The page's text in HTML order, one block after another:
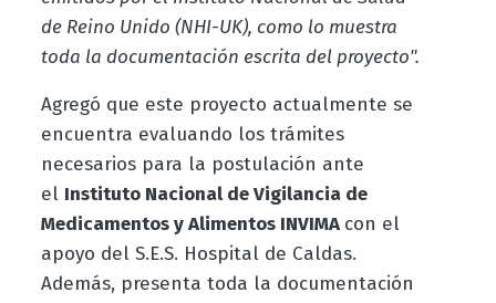
de Reino Unido (NHI-UK), como lo muestra
toda la documentación escrita del proyecto".
Agregó que este proyecto actualmente se
encuentra evaluando los trámites
necesarios para la postulación ante
el Instituto Nacional de Vigilancia de
Medicamentos y Alimentos INVIMA con el
apoyo del S.E.S. Hospital de Caldas.
Además, presenta toda la documentación